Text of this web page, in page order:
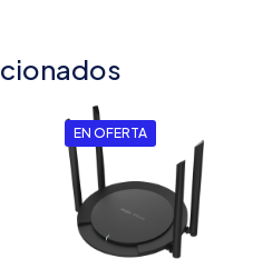
EN OFERTA